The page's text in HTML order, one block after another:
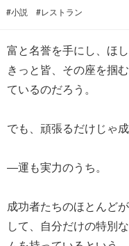
#小説 #レストラン
富と名誉を手にし、ほ
きっと皆、その座を掴
ているのだろう。
でも、頑張るだけじゃ成
―運も実力のうち。
成功者たちのほとんど
して、自分だけの特別